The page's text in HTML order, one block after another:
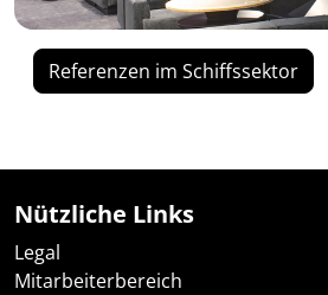
Referenzen im Schiffssektor
Nützliche Links
Legal
Mitarbeiterbereich